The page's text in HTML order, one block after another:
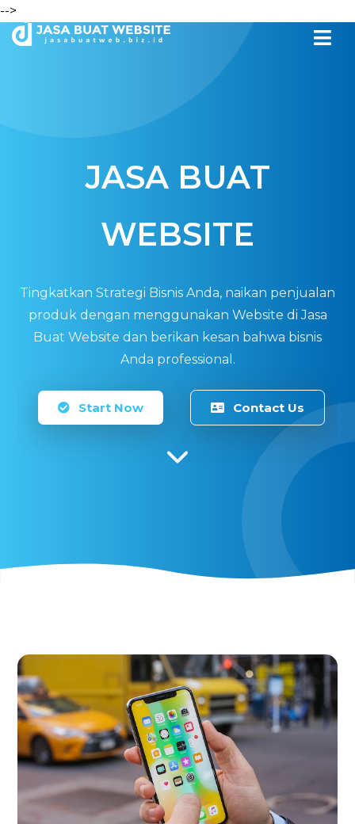
-->
JASA BUAT
WEBSITE
Tingkatkan Strategi Bisnis Anda, naikan penjualan
produk dengan menggunakan Website di Jasa
Buat Website dan berikan kesan bahwa bisnis
Anda professional.
Start Now Contact Us